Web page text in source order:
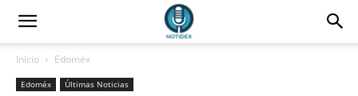
Inicio Edoméx
Edoméx Últimas Noticias